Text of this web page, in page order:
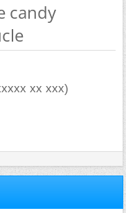
candy
xx xxx)